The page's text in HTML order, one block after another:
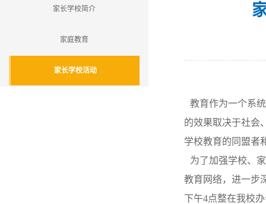
家长学校简介
家庭教育
家长学校活动
教育作为一个系
的效果取决于社会
学校教育的同盟者
为了加强学校、
教育网络，进一步
下午4点整在我校